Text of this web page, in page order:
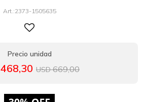
2373-1505635
468,30 USD 669,00